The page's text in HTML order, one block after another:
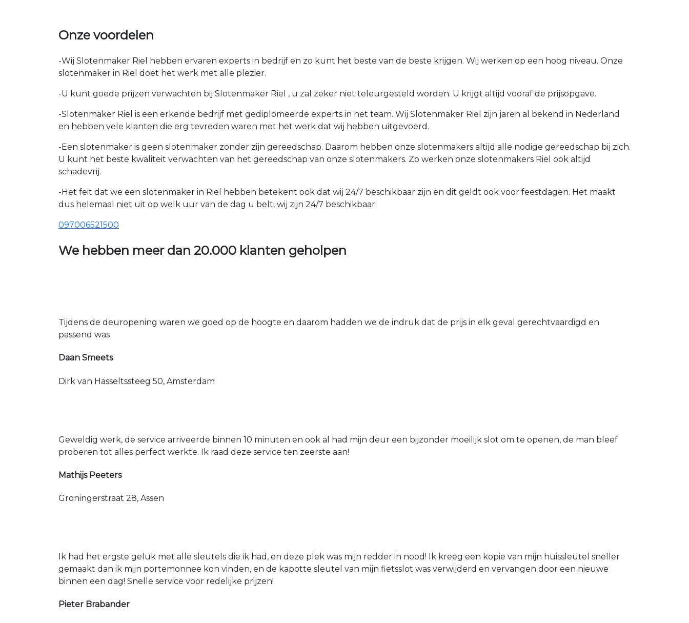
Onze voordelen
-Wij Slotenmaker Riel hebben ervaren experts in bedrijf en zo kunt het beste van de beste krijgen. Wij werken op een hoog niveau. Onze
slotenmaker in Riel doet het werk met alle plezier.
-U kunt goede prijzen verwachten bij Slotenmaker Riel , u zal zeker niet teleurgesteld worden. U krijgt altijd vooraf de prijsopgave.
-Slotenmaker Riel is een erkende bedrijf met gediplomeerde experts in het team. Wij Slotenmaker Riel zijn jaren al bekend in Nederland
en hebben vele klanten die erg tevreden waren met het werk dat wij hebben uitgevoerd.
-Een slotenmaker is geen slotenmaker zonder zijn gereedschap. Daarom hebben onze slotenmakers altijd alle nodige gereedschap bij zich.
U kunt het beste kwaliteit verwachten van het gereedschap van onze slotenmakers. Zo werken onze slotenmakers Riel ook altijd
schadevrij.
-Het feit dat we een slotenmaker in Riel hebben betekent ook dat wij 24/7 beschikbaar zijn en dit geldt ook voor feestdagen. Het maakt
dus helemaal niet uit op welk uur van de dag u belt, wij zijn 24/7 beschikbaar.
097006521500
We hebben meer dan 20.000 klanten geholpen
Tijdens de deuropening waren we goed op de hoogte en daarom hadden we de indruk dat de prijs in elk geval gerechtvaardigd en
passend was
Daan Smeets
Dirk van Hasseltssteeg 50, Amsterdam
Geweldig werk, de service arriveerde binnen 10 minuten en ook al had mijn deur een bijzonder moeilijk slot om te openen, de man bleef
proberen tot alles perfect werkte. Ik raad deze service ten zeerste aan!
Mathijs Peeters
Groningerstraat 28, Assen
Ik had het ergste geluk met alle sleutels die ik had, en deze plek was mijn redder in nood! Ik kreeg een kopie van mijn huissleutel sneller
gemaakt dan ik mijn portemonnee kon vinden, en de kapotte sleutel van mijn fietsslot was verwijderd en vervangen door een nieuwe
binnen een dag! Snelle service voor redelijke prijzen!
Pieter Brabander